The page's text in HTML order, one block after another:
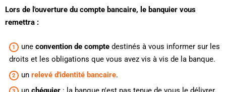
Lors de l'ouverture du compte bancaire, le banquier vous
remettra :
uneconvention de compte destinés à vous informer sur les
droits et les obligations que vous avez vis à vis de la banque.
unrelevé d'identité bancaire.